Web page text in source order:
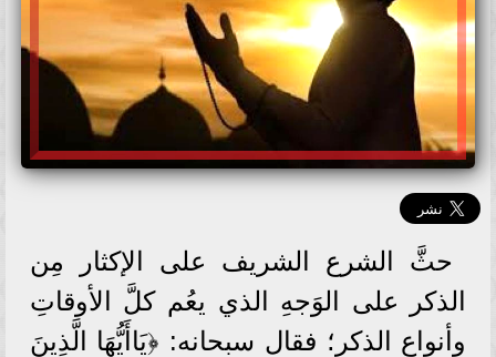
حثَّ الشرع الشريف على الإكثار مِن
الذكر على الوَجهِ الذي يعُم كلَّ الأوقاتِ
وأنواعِ الذكر؛ فقال سبحانه: ﴿يَاأَيُّهَا الَّذِينَ